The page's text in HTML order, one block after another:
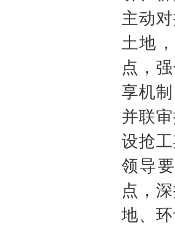
主动
土地
点，
享机
并联
设抢
领导
点，
地、